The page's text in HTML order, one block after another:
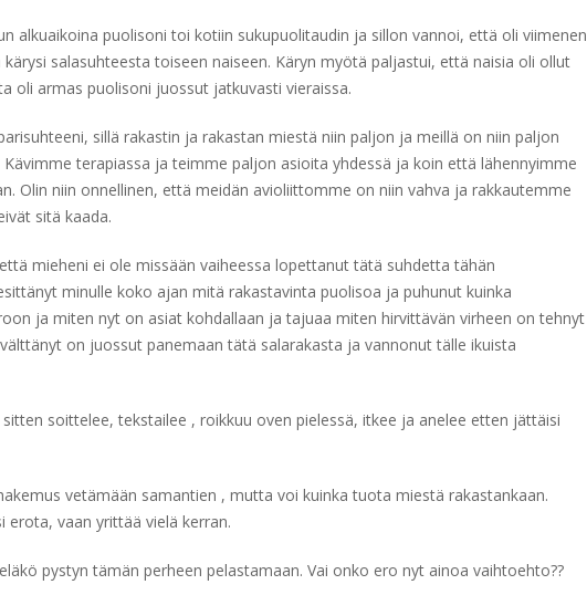
alkuaikoina puolisoni toi kotiin sukupuolitaudin ja sillon vannoi, että oli viimenen
salasuhteesta toiseen naiseen. Käryn myötä paljastui, että naisia oli ollut
oli armas puolisoni juossut jatkuvasti vieraissa.
sillä rakastin ja rakastan miestä niin paljon ja meillä on niin paljon
terapiassa ja teimme paljon asioita yhdessä ja koin että lähennyimme
Olin niin onnellinen, että meidän avioliittomme on niin vahva ja rakkautemme
sitä kaada.
mieheni ei ole missään vaiheessa lopettanut tätä suhdetta tähän
minulle koko ajan mitä rakastavinta puolisoa ja puhunut kuinka
ja miten nyt on asiat kohdallaan ja tajuaa miten hirvittävän virheen on tehnyt
on juossut panemaan tätä salarakasta ja vannonut tälle ikuista
soittelee, tekstailee , roikkuu oven pielessä, itkee ja anelee etten jättäisi
vetämään samantien , mutta voi kuinka tuota miestä rakastankaan.
erota, vaan yrittää vielä kerran.
pystyn tämän perheen pelastamaan. Vai onko ero nyt ainoa vaihtoehto??